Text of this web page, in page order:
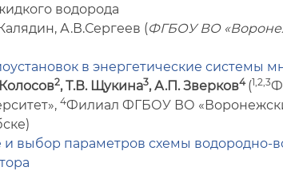
водорода
А.В.Сергеев (ФГБОУ ВО
в энергетические системы
2, Т.В. Щукина3, А.П. Зверков4 (1,2,3
4Филиал ФГБОУ ВО
выбор параметров схемы водородно-